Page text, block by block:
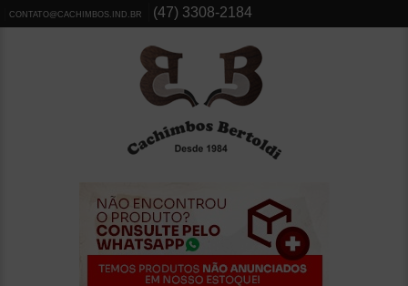
CONTATO@CACHIMBOS.IND.BR (47) 3308-2184